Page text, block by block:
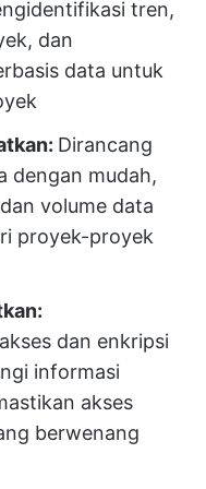
tren,
dan
data untuk
Dirancang
dengan mudah,
volume data
proyek-proyek
dan enkripsi
informasi
akses
berwenang